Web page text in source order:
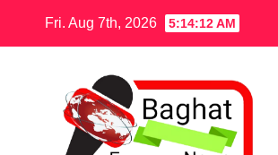
Fri. Aug 7th, 2026 5:14:13 AM